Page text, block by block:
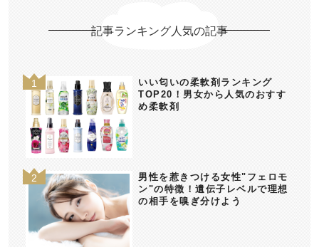
記事ランキング人気の記事
いい匂いの柔軟剤ランキング
TOP20！男女から人気のおすす
め柔軟剤
男性を惹きつける女性"フェロモ
ン"の特徴！遺伝子レベルで理想
の相手を嗅ぎ分けよう